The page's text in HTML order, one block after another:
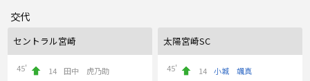
交代
セントラル宮崎
45' 14
田中 虎乃助
太陽宮崎SC
45' 14
小城 颯真